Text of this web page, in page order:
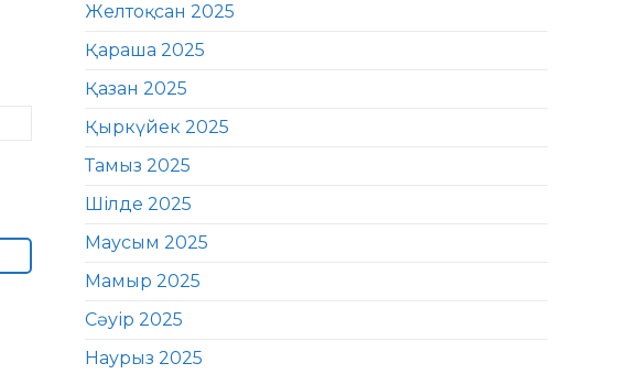
Желтоқсан 2025
Қараша 2025
Қазан 2025
Қыркүйек 2025
Тамыз 2025
Шілде 2025
Маусым 2025
Мамыр 2025
Сәуір 2025
Наурыз 2025